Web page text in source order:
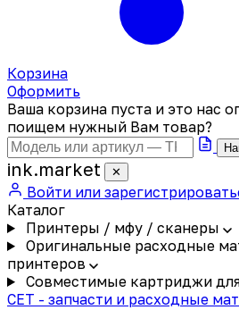
Корзина
Оформить
Ваша корзина пуста и это нас
поищем нужный Вам товар?
ink.market ✕
Войти или
Каталог
Принтеры / мфу / сканеры
Оригинальные расходные
принтеров
Совместимые картриджи
CET - запчасти и расходные